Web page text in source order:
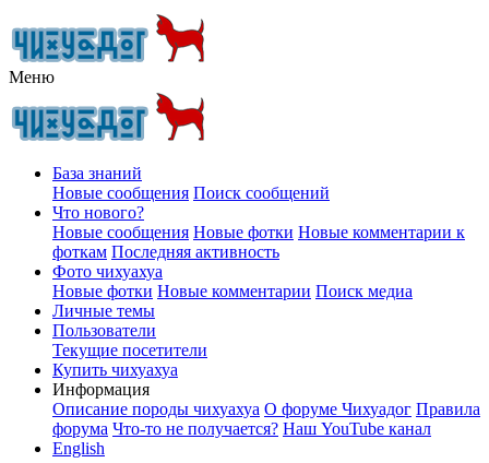
Меню
База знаний
Новые сообщения Поиск сообщений
Что нового?
Новые сообщения Новые фотки Новые комментарии к
фоткам Последняя активность
Фото чихуахуа
Новые фотки Новые комментарии Поиск медиа
Личные темы
Пользователи
Текущие посетители
Купить чихуахуа
Информация
Описание породы чихуахуа О форуме Чихуадог Правила
форума Что-то не получается? Наш YouTube канал
English